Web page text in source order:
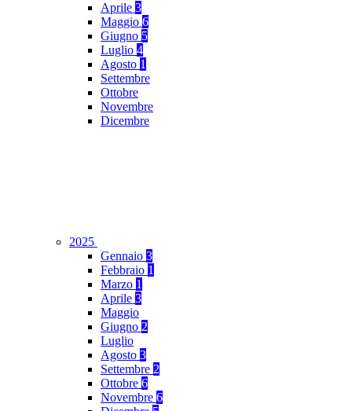
Aprile 3
Maggio 6
Giugno 5
Luglio 4
Agosto 1
Settembre
Ottobre
Novembre
Dicembre
2025
Gennaio 3
Febbraio 1
Marzo 1
Aprile 3
Maggio
Giugno 2
Luglio
Agosto 3
Settembre 2
Ottobre 6
Novembre 6